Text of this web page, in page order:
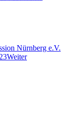
Nürnberg e.V.
Weiter